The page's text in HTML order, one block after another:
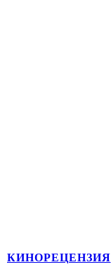
КИНОРЕЦЕНЗИЯ